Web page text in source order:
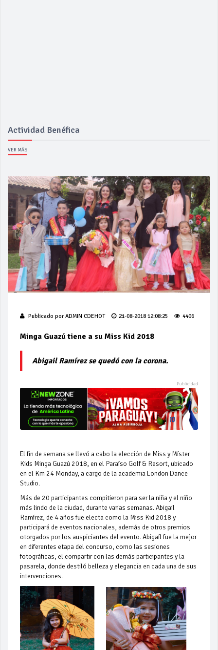
Actividad Benéfica
VER MÁS
Publicado por ADMIN CDEHOT 21-08-2018 12:08:25 4406
Minga Guazú tiene a su Miss Kid 2018
Abigail Ramírez se quedó con la corona.
El fin de semana se llevó a cabo la elección de Miss y Míster
Kids Minga Guazú 2018, en el Paraíso Golf & Resort, ubicado
en el Km 24 Monday, a cargo de la academia London Dance
Studio.
Más de 20 participantes compitieron para ser la niña y el niño
más lindo de la ciudad, durante varias semanas. Abigail
Ramírez, de 4 años fue electa como la Miss Kid 2018 y
participará de eventos nacionales, además de otros premios
otorgados por los auspiciantes del evento. Abigaíl fue la mejor
en diferentes etapa del concurso, como las sesiones
fotográficas, el compartir con las demás participantes y la
pasarela, donde destiló belleza y elegancia en cada una de sus
intervenciones.